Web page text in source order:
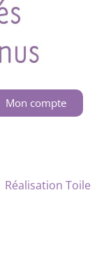
Mon compte
Réalisation Toile